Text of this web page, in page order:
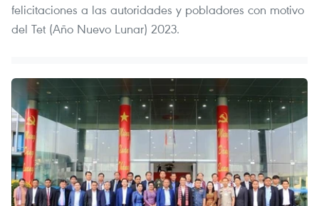
felicitaciones a las autoridades y pobladores con motivo
del Tet (Año Nuevo Lunar) 2023.